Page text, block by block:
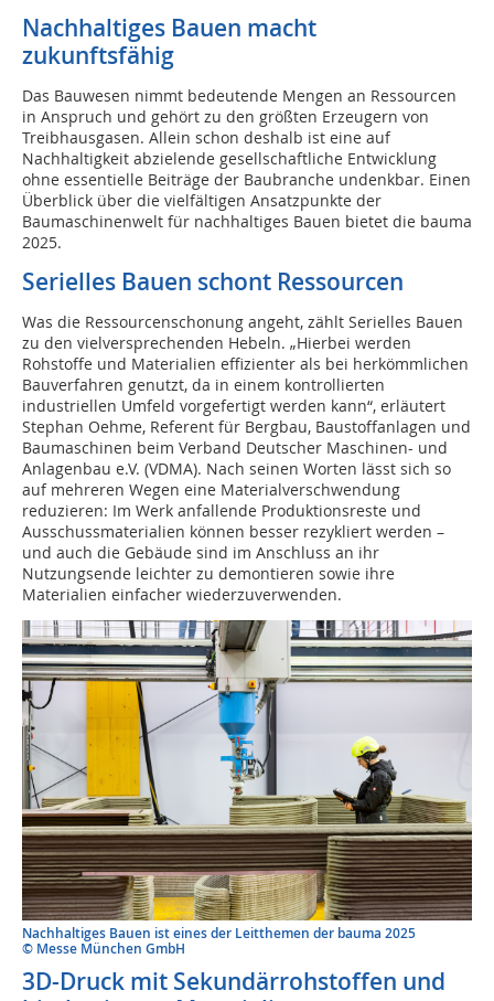
Nachhaltiges Bauen macht
zukunftsfähig
Das Bauwesen nimmt bedeutende Mengen an Ressourcen
in Anspruch und gehört zu den größten Erzeugern von
Treibhausgasen. Allein schon deshalb ist eine auf
Nachhaltigkeit abzielende gesellschaftliche Entwicklung
ohne essentielle Beiträge der Baubranche undenkbar. Einen
Überblick über die vielfältigen Ansatzpunkte der
Baumaschinenwelt für nachhaltiges Bauen bietet die bauma
2025.
Serielles Bauen schont Ressourcen
Was die Ressourcenschonung angeht, zählt Serielles Bauen
zu den vielversprechenden Hebeln. „Hierbei werden
Rohstoffe und Materialien effizienter als bei herkömmlichen
Bauverfahren genutzt, da in einem kontrollierten
industriellen Umfeld vorgefertigt werden kann“, erläutert
Stephan Oehme, Referent für Bergbau, Baustoffanlagen und
Baumaschinen beim Verband Deutscher Maschinen- und
Anlagenbau e.V. (VDMA). Nach seinen Worten lässt sich so
auf mehreren Wegen eine Materialverschwendung
reduzieren: Im Werk anfallende Produktionsreste und
Ausschussmaterialien können besser rezykliert werden –
und auch die Gebäude sind im Anschluss an ihr
Nutzungsende leichter zu demontieren sowie ihre
Materialien einfacher wiederzuverwenden.
Nachhaltiges Bauen ist eines der Leitthemen der bauma 2025
© Messe München GmbH
3D-Druck mit Sekundärrohstoffen und